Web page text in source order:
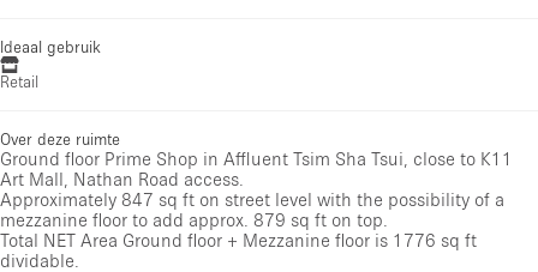
Ideaal gebruik
Retail
Over deze ruimte
Ground floor Prime Shop in Affluent Tsim Sha Tsui, close to K11
Art Mall, Nathan Road access.
Approximately 847 sq ft on street level with the possibility of a
mezzanine floor to add approx. 879 sq ft on top.
Total NET Area Ground floor + Mezzanine floor is 1776 sq ft
dividable.